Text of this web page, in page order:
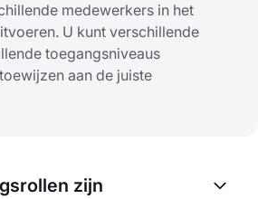
medewerkers in het
U kunt verschillende
toegangsniveaus
aan de juiste
zijn